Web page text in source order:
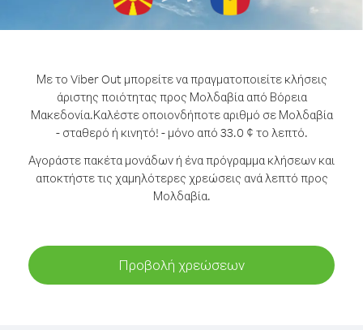
Με το Viber Out μπορείτε να πραγματοποιείτε κλήσεις
άριστης ποιότητας προς Μολδαβία από Βόρεια
Μακεδονία.Καλέστε οποιονδήποτε αριθμό σε Μολδαβία
- σταθερό ή κινητό! - μόνο από 33.0 ¢ το λεπτό.
Αγοράστε πακέτα μονάδων ή ένα πρόγραμμα κλήσεων και
αποκτήστε τις χαμηλότερες χρεώσεις ανά λεπτό προς
Μολδαβία.
Προβολή χρεώσεων